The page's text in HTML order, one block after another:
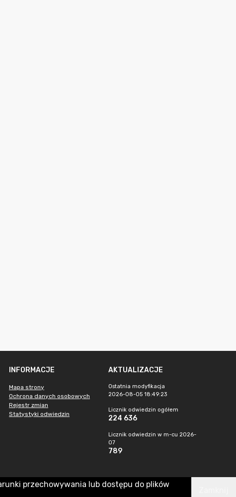
INFORMACJE
Mapa strony
Ochrona danych osobowych
Rejestr zmian
Statystyki odwiedzin
AKTUALIZACJE
Ostatnia modyfikacja
2026-08-05 18:49:23
Licznik odwiedzin ogółem
224 636
Licznik odwiedzin w m-cu 2026-
07
789
przechowywania lub dostępu do plików